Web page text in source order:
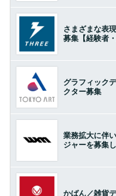
さまざまな表
募集【経験者・
グラフィック
クター募集
業務拡大に伴
ジャーを募集
かばん／雑貨